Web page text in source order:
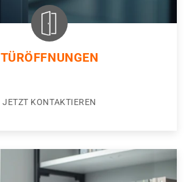
TÜRÖFFNUNGEN
JETZT KONTAKTIEREN